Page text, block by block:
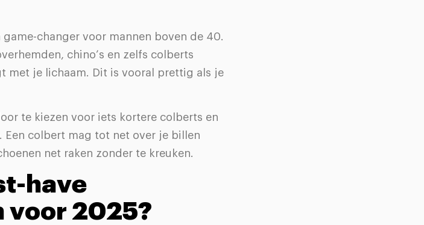
changer voor mannen boven de 40.
chino’s en zelfs colberts
met je lichaam. Dit is vooral prettig als je
te kiezen voor iets kortere colberts en
Een colbert mag tot net over je billen
net raken zonder te kreuken.
have
voor 2025?